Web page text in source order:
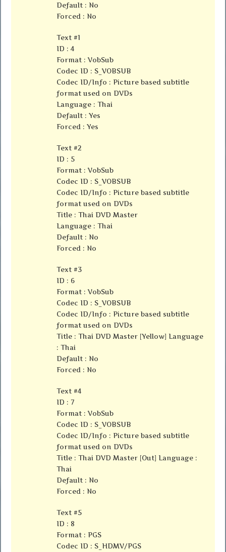
Default : No
Forced : No
Text #1
ID : 4
Format : VobSub
Codec ID : S_VOBSUB
Codec ID/Info : Picture based subtitle
format used on DVDs
Language : Thai
Default : Yes
Forced : Yes
Text #2
ID : 5
Format : VobSub
Codec ID : S_VOBSUB
Codec ID/Info : Picture based subtitle
format used on DVDs
Title : Thai DVD Master
Language : Thai
Default : No
Forced : No
Text #3
ID : 6
Format : VobSub
Codec ID : S_VOBSUB
Codec ID/Info : Picture based subtitle
format used on DVDs
Title : Thai DVD Master [Yellow] Language
: Thai
Default : No
Forced : No
Text #4
ID : 7
Format : VobSub
Codec ID : S_VOBSUB
Codec ID/Info : Picture based subtitle
format used on DVDs
Title : Thai DVD Master [Out] Language :
Thai
Default : No
Forced : No
Text #5
ID : 8
Format : PGS
Codec ID : S_HDMV/PGS